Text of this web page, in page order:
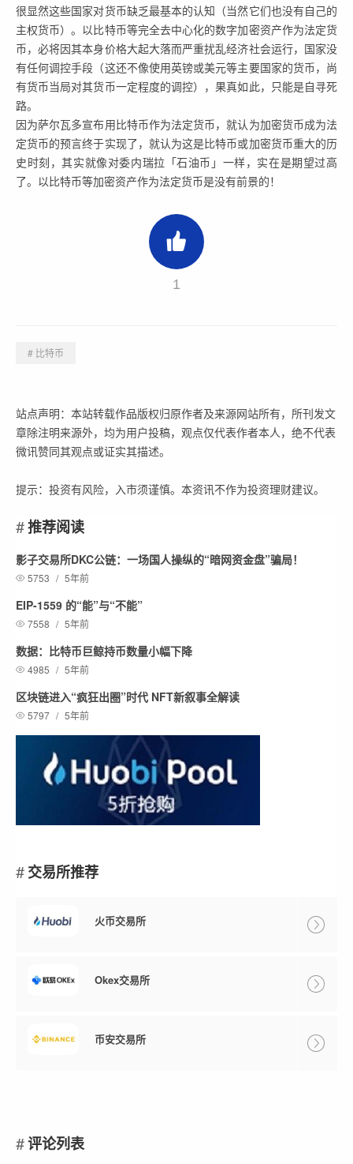
很显然这些国家对货币缺乏最基本的认知（当然它们也没有自己的
主权货币）。以比特币等完全去中心化的数字加密资产作为法定货
币，必将因其本身价格大起大落而严重扰乱经济社会运行，国家没
有任何调控手段（这还不像使用英镑或美元等主要国家的货币，尚
有货币当局对其货币一定程度的调控），果真如此，只能是自寻死
路。
因为萨尔瓦多宣布用比特币作为法定货币，就认为加密货币成为法
定货币的预言终于实现了，就认为这是比特币或加密货币重大的历
史时刻，其实就像对委内瑞拉「石油币」一样，实在是期望过高
了。以比特币等加密资产作为法定货币是没有前景的！
1
# 比特币
站点声明：本站转载作品版权归原作者及来源网站所有，所刊发文
章除注明来源外，均为用户投稿，观点仅代表作者本人，绝不代表
微讯赞同其观点或证实其描述。
提示：投资有风险，入市须谨慎。本资讯不作为投资理财建议。
推荐阅读
影子交易所DKC公链：一场国人操纵的“暗网资金盘”骗局！
5753 / 5年前
EIP-1559 的“能”与“不能”
7558 / 5年前
数据：比特币巨鲸持币数量小幅下降
4985 / 5年前
区块链进入“疯狂出圈”时代 NFT新叙事全解读
5797 / 5年前
交易所推荐
火币交易所
Okex交易所
币安交易所
评论列表